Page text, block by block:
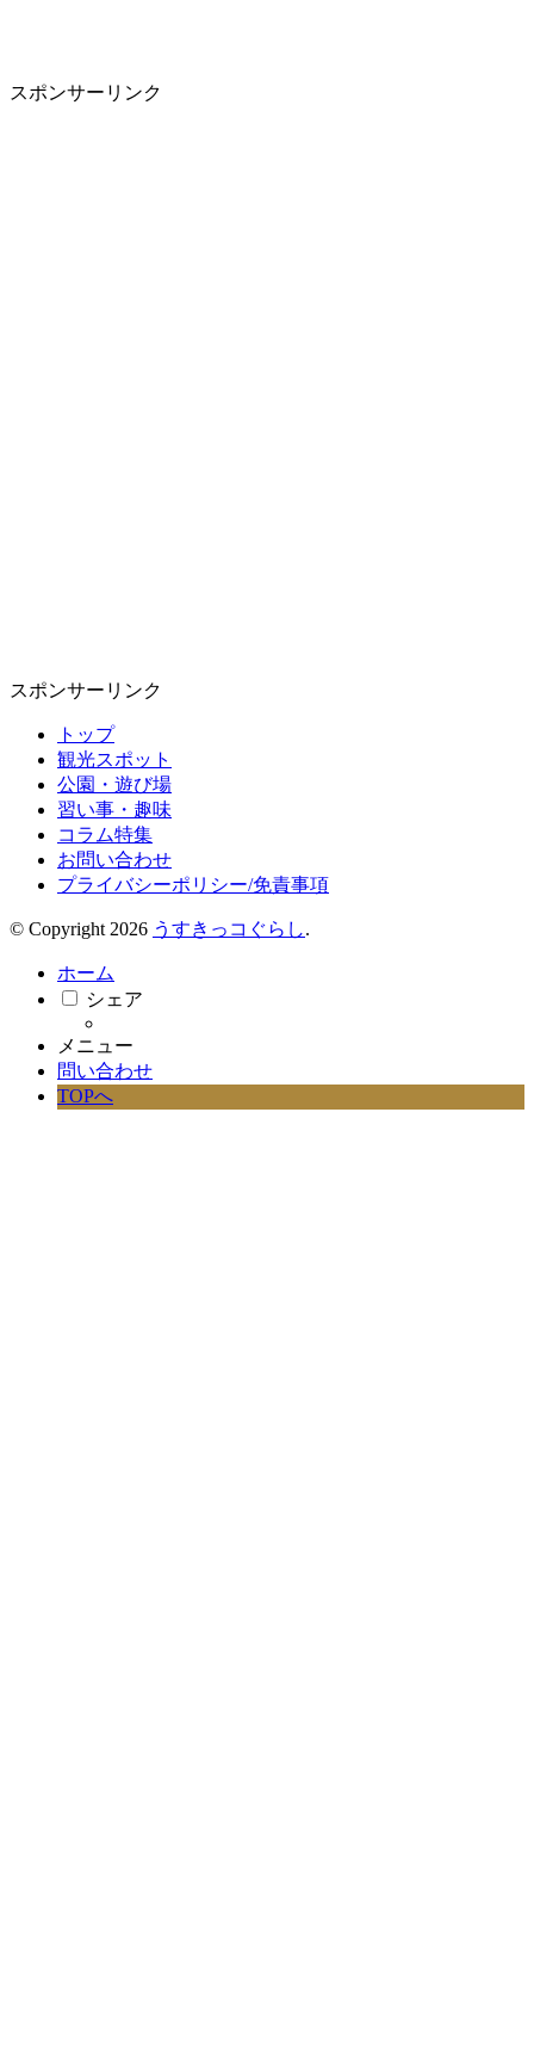
スポンサーリンク
スポンサーリンク
トップ
観光スポット
公園・遊び場
習い事・趣味
コラム特集
お問い合わせ
プライバシーポリシー/免責事項
© Copyright 2026 うすきっコぐらし.
ホーム
シェア
メニュー
問い合わせ
TOPへ